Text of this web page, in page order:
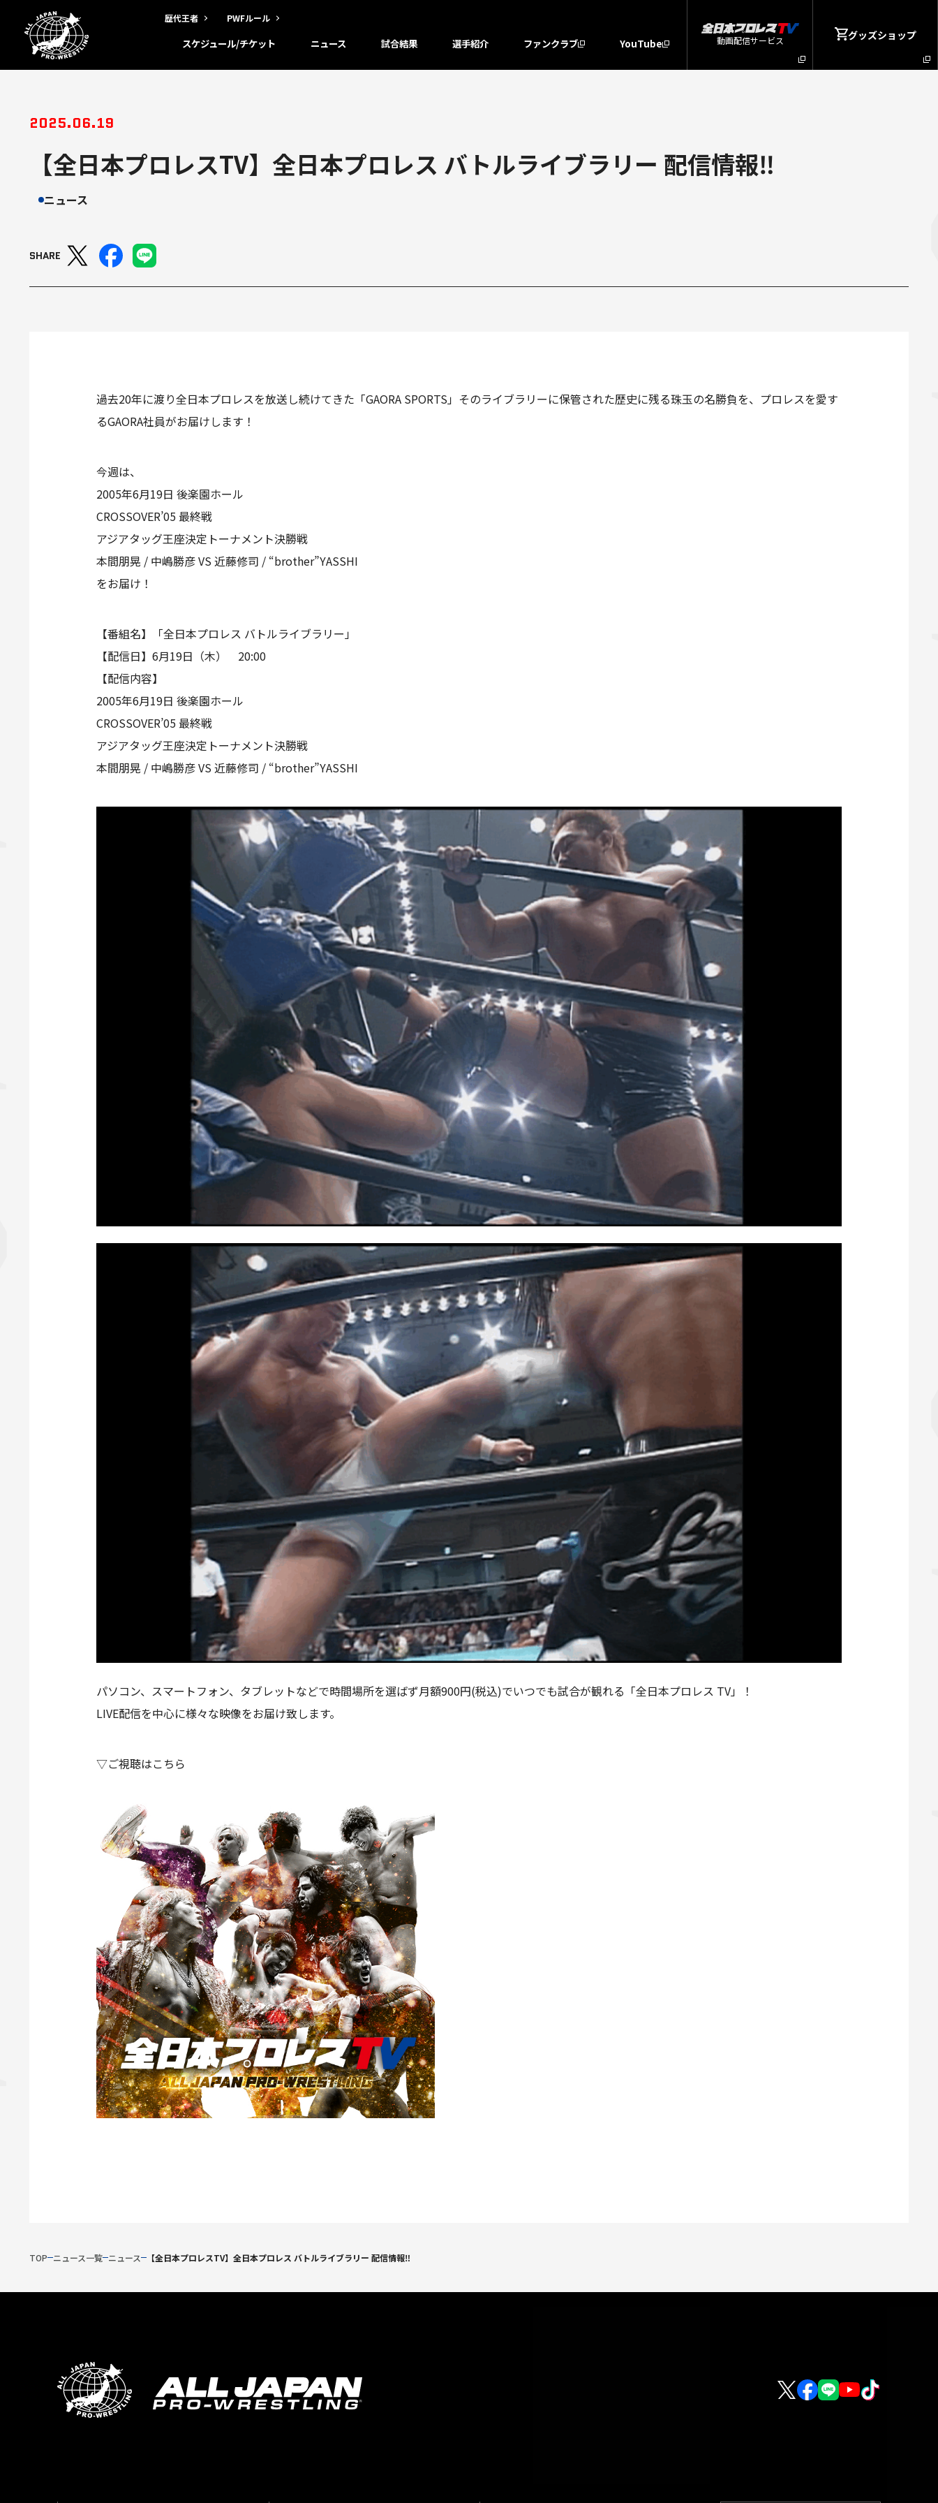
歴代王者 PWFルール
スケジュール/チケット ニュース 試合結果 選手紹介 ファンクラブ YouTube 動画配信サービス グッズショップ
2025.06.19
【全日本プロレスTV】全日本プロレス バトルライブラリー 配信情報‼
ニュース
SHARE
過去20年に渡り全日本プロレスを放送し続けてきた「GAORA SPORTS」そのライブラリーに保管された歴史に残る珠玉の名勝負を、プロレスを愛す
るGAORA社員がお届けします！
今週は、
2005年6月19日 後楽園ホール
CROSSOVER’05 最終戦
アジアタッグ王座決定トーナメント決勝戦
本間朋晃 / 中嶋勝彦 VS 近藤修司 / “brother”YASSHI
をお届け！
【番組名】「全日本プロレス バトルライブラリー」
【配信日】6月19日（木） 20:00
【配信内容】
2005年6月19日 後楽園ホール
CROSSOVER’05 最終戦
アジアタッグ王座決定トーナメント決勝戦
本間朋晃 / 中嶋勝彦 VS 近藤修司 / “brother”YASSHI
パソコン、スマートフォン、タブレットなどで時間場所を選ばず月額900円(税込)でいつでも試合が観れる「全日本プロレス TV」！
LIVE配信を中心に様々な映像をお届け致します。
▽ご視聴はこちら
TOP ニュース一覧 ニュース 【全日本プロレスTV】全日本プロレス バトルライブラリー 配信情報‼